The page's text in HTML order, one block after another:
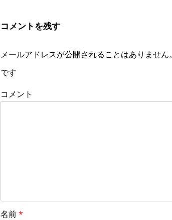
コメントを残す
メールアドレスが公開されることはありません。
です
コメント
名前*